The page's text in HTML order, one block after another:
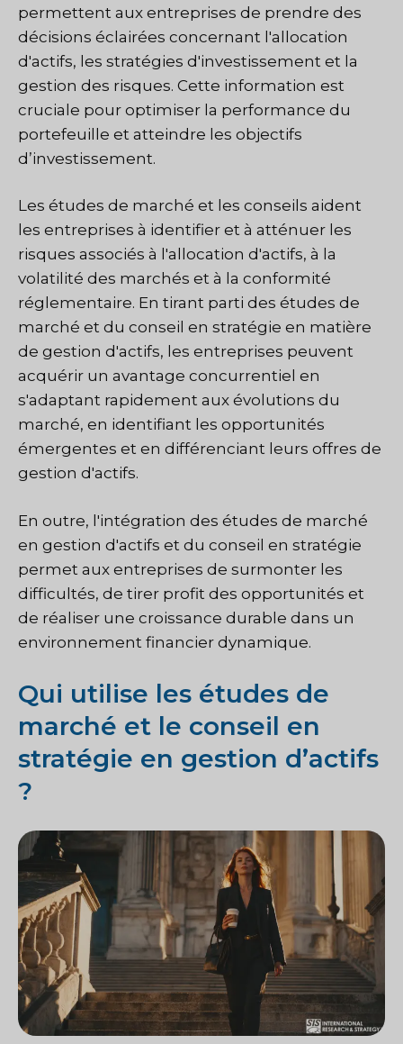
permettent aux entreprises de prendre des
décisions éclairées concernant l'allocation
d'actifs, les stratégies d'investissement et la
gestion des risques. Cette information est
cruciale pour optimiser la performance du
portefeuille et atteindre les objectifs
d’investissement.
Les études de marché et les conseils aident
les entreprises à identifier et à atténuer les
risques associés à l'allocation d'actifs, à la
volatilité des marchés et à la conformité
réglementaire. En tirant parti des études de
marché et du conseil en stratégie en matière
de gestion d'actifs, les entreprises peuvent
acquérir un avantage concurrentiel en
s'adaptant rapidement aux évolutions du
marché, en identifiant les opportunités
émergentes et en différenciant leurs offres de
gestion d'actifs.
En outre, l'intégration des études de marché
en gestion d'actifs et du conseil en stratégie
permet aux entreprises de surmonter les
difficultés, de tirer profit des opportunités et
de réaliser une croissance durable dans un
environnement financier dynamique.
Qui utilise les études de
marché et le conseil en
stratégie en gestion d’actifs
?